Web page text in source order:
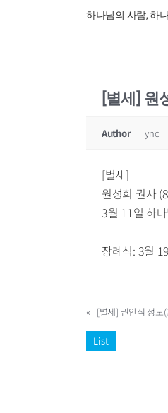
하나님의 사람, 하
[별세] 원
Author ync
[별세]
원성희 권사
3월 11일 하
장례식: 3월
« [별세] 권안식 성도
List